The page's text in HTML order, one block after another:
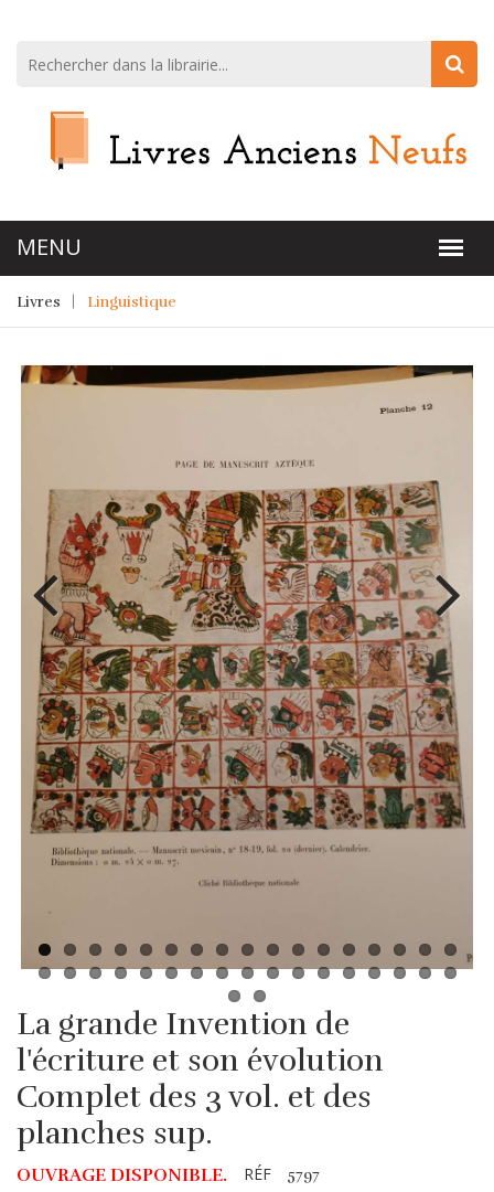
Livres Linguistique
La grande Invention de
l'écriture et son évolution
Complet des 3 vol. et des
planches sup.
OUVRAGE DISPONIBLE. RÉF 5797